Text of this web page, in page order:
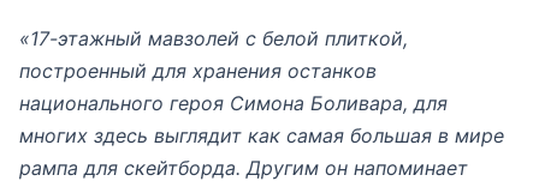
«17-этажный мавзолей с белой плиткой,
построенный для хранения останков
национального героя Симона Боливара, для
многих здесь выглядит как самая большая в мире
рампа для скейтборда. Другим он напоминает